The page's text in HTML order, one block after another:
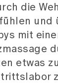
die
mit
etwas